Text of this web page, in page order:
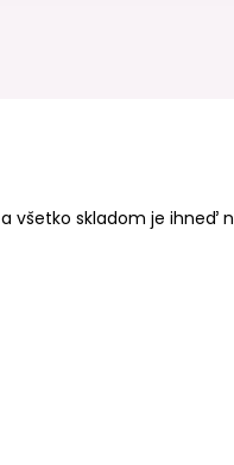
všetko skladom je ihneď